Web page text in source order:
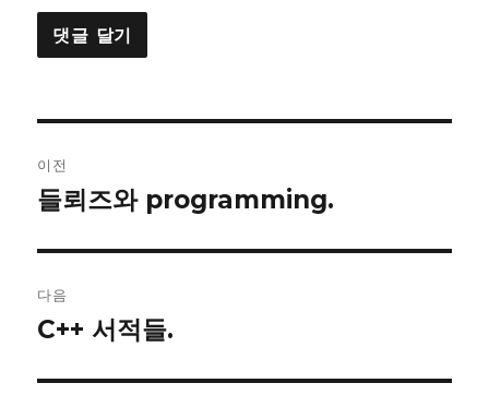
내
게
이
션
이전
이
글:
들뢰즈와 programming.
다음
다
글:
C++ 서적들.